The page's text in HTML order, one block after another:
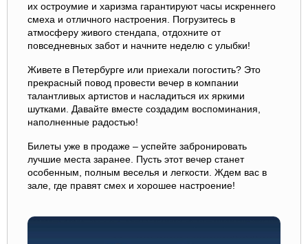
их остроумие и харизма гарантируют часы искреннего
смеха и отличного настроения. Погрузитесь в
атмосферу живого стендапа, отдохните от
повседневных забот и начните неделю с улыбки!
Живете в Петербурге или приехали погостить? Это
прекрасный повод провести вечер в компании
талантливых артистов и насладиться их яркими
шутками. Давайте вместе создадим воспоминания,
наполненные радостью!
Билеты уже в продаже – успейте забронировать
лучшие места заранее. Пусть этот вечер станет
особенным, полным веселья и легкости. Ждем вас в
зале, где правят смех и хорошее настроение!